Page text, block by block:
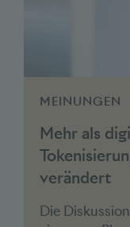
MEINUNGEN
Mehr als
verändert
Die